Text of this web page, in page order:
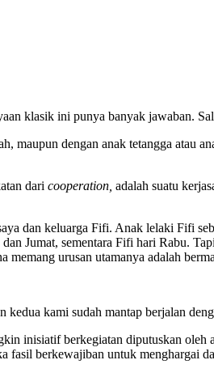
klasik ini punya banyak jawaban.
maupun dengan anak tetangga atau
dari cooperation, adalah suatu
dan keluarga Fifi. Anak lelaki Fifi
Jumat, sementara Fifi hari Rabu.
memang urusan utamanya adalah
kedua kami sudah mantap berjalan
inisiatif berkegiatan diputuskan
berkewajiban untuk menghargai